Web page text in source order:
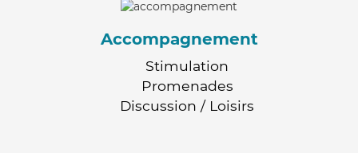
Accompagnement
Stimulation
Promenades
Discussion / Loisirs